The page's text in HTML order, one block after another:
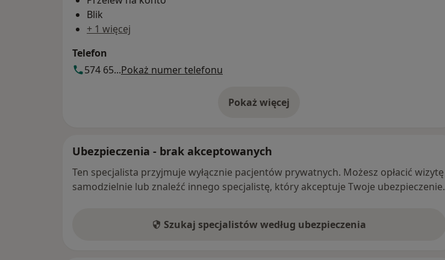
Blik
+ 1 więcej
Telefon
574 65...Pokaż numer telefonu
Pokaż więcej
o adresie
Ubezpieczenia - brak akceptowanych
Ten specjalista przyjmuje wyłącznie pacjentów prywatnych. Możesz opłacić wizytę
samodzielnie lub znaleźć innego specjalistę, który akceptuje Twoje ubezpieczenie.
Szukaj specjalistów według ubezpieczenia